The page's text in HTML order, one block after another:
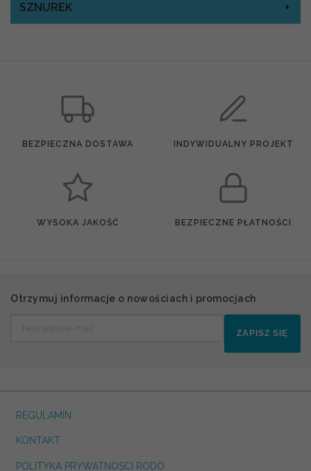
SZNUREK
BEZPIECZNA DOSTAWA INDYWIDUALNY PROJEKT
WYSOKA JAKOŚĆ BEZPIECZNE PŁATNOŚCI
Otrzymuj informacje o nowościach i promocjach
ZAPISZ SIĘ
REGULAMIN
KONTAKT
POLITYKA PRYWATNOSCI RODO